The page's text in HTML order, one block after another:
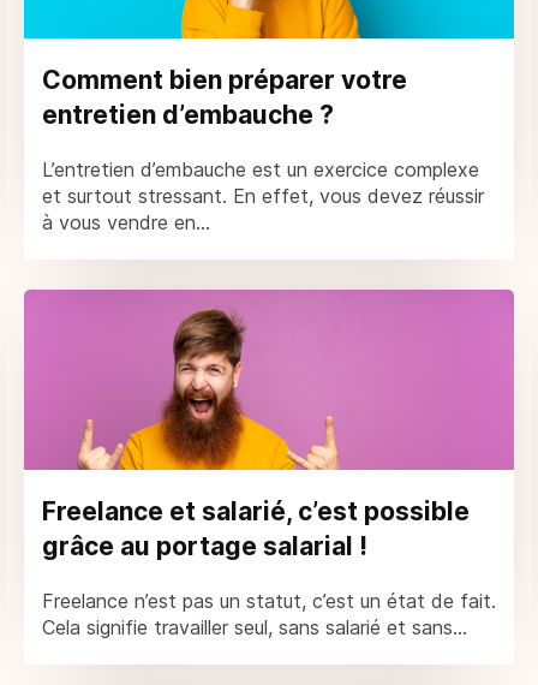
Comment bien préparer votre
entretien d’embauche ?
L’entretien d’embauche est un exercice complexe
et surtout stressant. En effet, vous devez réussir
à vous vendre en...
Freelance et salarié, c’est possible
grâce au portage salarial !
Freelance n’est pas un statut, c’est un état de fait.
Cela signifie travailler seul, sans salarié et sans...